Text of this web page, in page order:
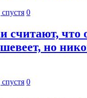
0
считают, что
но
0